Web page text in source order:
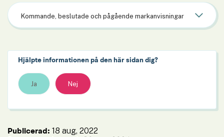
Kommande, beslutade och pågående markanvisningar
Hjälpte informationen på den här sidan dig?
Ja Nej
Publicerad: 18 aug, 2022